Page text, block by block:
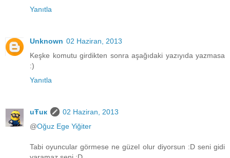
Yanıtla
Unknown 02 Haziran, 2013
Keşke komutu girdikten sonra aşağıdaki yazıyıda yazmasa
:)
Yanıtla
uŦuк
02 Haziran, 2013
@Oğuz Ege Yiğiter
Tabi oyuncular görmese ne güzel olur diyorsun :D seni gidi